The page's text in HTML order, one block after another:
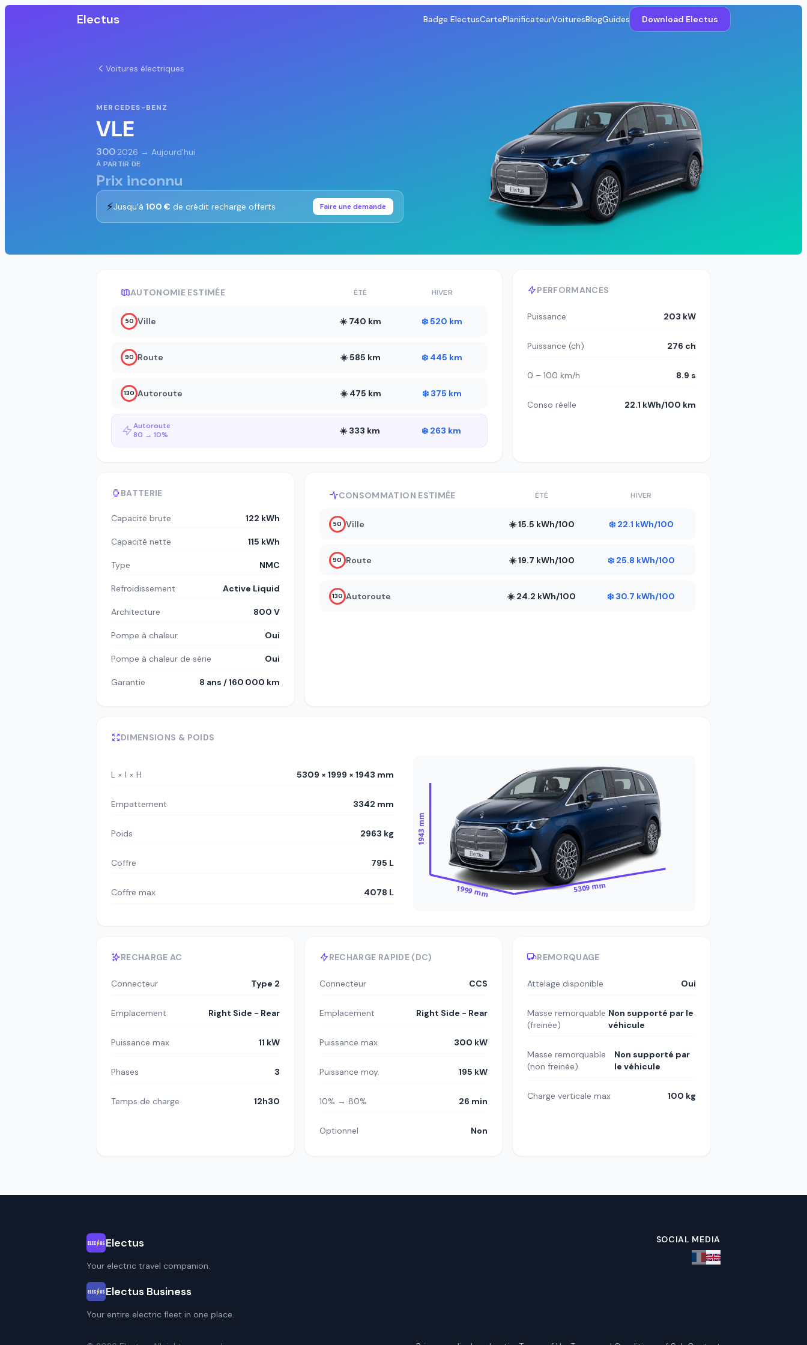
Electus Badge ElectusCartePlanificateurVoituresBlogGuides Download Electus
Voitures électriques
MERCEDES-BENZ
VLE
300·2026 → Aujourd'hui
À PARTIR DE
Prix inconnu
⚡Jusqu'à 100 € de crédit recharge offerts Faire une demande
AUTONOMIE ESTIMÉE ÉTÉ HIVER
50 Ville ☀️ 740 km ❄️ 520 km
90 Route ☀️ 585 km ❄️ 445 km
130 Autoroute ☀️ 475 km ❄️ 375 km
Autoroute
80 → 10%
☀️ 333 km ❄️ 263 km
PERFORMANCES
Puissance 203 kW
Puissance (ch) 276 ch
0 – 100 km/h 8.9 s
Conso réelle 22.1 kWh/100 km
BATTERIE
Capacité brute 122 kWh
Capacité nette 115 kWh
Type NMC
Refroidissement Active Liquid
Architecture 800 V
Pompe à chaleur Oui
Pompe à chaleur de série Oui
Garantie 8 ans / 160 000 km
CONSOMMATION ESTIMÉE ÉTÉ HIVER
50 Ville ☀️ 15.5 kWh/100 ❄️ 22.1 kWh/100
90 Route ☀️ 19.7 kWh/100 ❄️ 25.8 kWh/100
130 Autoroute ☀️ 24.2 kWh/100 ❄️ 30.7 kWh/100
DIMENSIONS & POIDS
L × l × H 5309 × 1999 × 1943 mm
Empattement 3342 mm
Poids 2963 kg
Coffre 795 L
Coffre max 4078 L
1943 mm
1999 mm 5309 mm
RECHARGE AC
Connecteur Type 2
Emplacement Right Side - Rear
Puissance max 11 kW
Phases 3
Temps de charge 12h30
RECHARGE RAPIDE (DC)
Connecteur CCS
Emplacement Right Side - Rear
Puissance max 300 kW
Puissance moy. 195 kW
10% → 80% 26 min
Optionnel Non
REMORQUAGE
Attelage disponible Oui
Masse remorquable
(freinée)
Non supporté par le
véhicule
Masse remorquable
(non freinée)
Non supporté par
le véhicule
Charge verticale max 100 kg
Electus
Your electric travel companion.
Electus Business
Your entire electric fleet in one place.
SOCIAL MEDIA